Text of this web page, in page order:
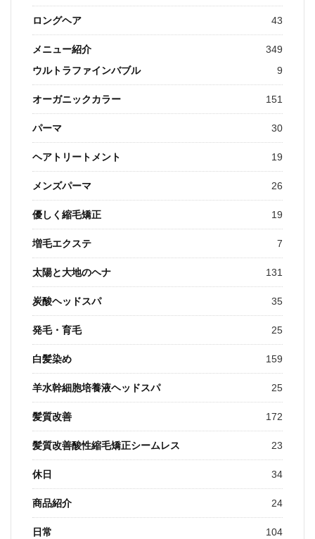
ロングヘア 43
メニュー紹介
349
ウルトラファインバブル
9
オーガニックカラー 151
パーマ 30
ヘアトリートメント 19
メンズパーマ 26
優しく縮毛矯正 19
増毛エクステ 7
太陽と大地のヘナ 131
炭酸ヘッドスパ 35
発毛・育毛 25
白髪染め 159
羊水幹細胞培養液ヘッドスパ 25
髪質改善 172
髪質改善酸性縮毛矯正シームレス 23
休日 34
商品紹介 24
日常 104